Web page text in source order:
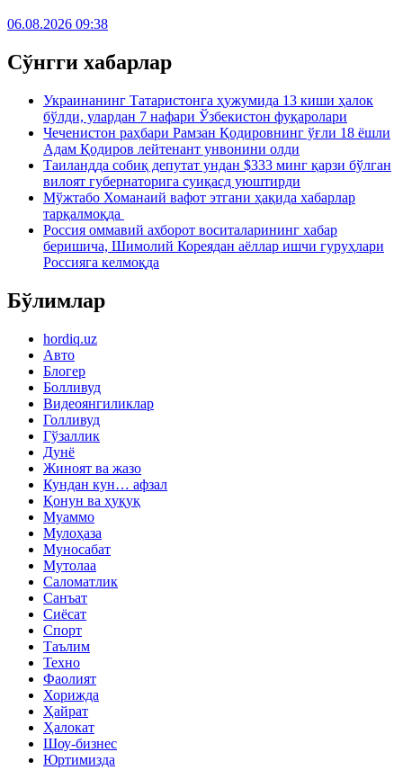
06.08.2026 09:38
Сўнгги хабарлар
Украинанинг Татаристонга ҳужумида 13 киши ҳалок
бўлди, улардан 7 нафари Ўзбекистон фуқаролари
Чеченистон раҳбари Рамзан Қодировнинг ўғли 18 ёшли
Адам Қодиров лейтенант унвонини олди
Таиландда собиқ депутат ундан $333 минг қарзи бўлган
вилоят губернаторига суиқасд уюштирди
Мўжтабо Хоманаий вафот этгани ҳақида хабарлар
тарқалмоқда
Россия оммавий ахборот воситаларининг хабар
беришича, Шимолий Кореядан аёллар ишчи гуруҳлари
Россияга келмоқда
Бўлимлар
hordiq.uz
Авто
Блогер
Болливуд
Видеоянгиликлар
Голливуд
Гўзаллик
Дунё
Жиноят ва жазо
Кундан кун… афзал
Қонун ва ҳуқуқ
Муаммо
Мулоҳаза
Муносабат
Мутолаа
Саломатлик
Санъат
Сиёсат
Спорт
Таълим
Техно
Фаолият
Хорижда
Ҳайрат
Ҳалокат
Шоу-бизнес
Юртимизда